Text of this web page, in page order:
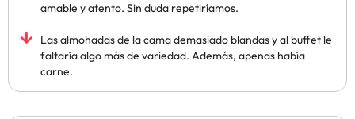
amable y atento. Sin duda repetiríamos.
Las almohadas de la cama demasiado blandas y al buffet le
faltaría algo más de variedad. Además, apenas había
carne.